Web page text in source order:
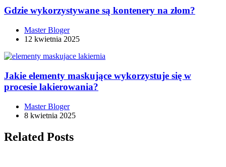
Gdzie wykorzystywane są kontenery na złom?
Master Bloger
12 kwietnia 2025
Jakie elementy maskujące wykorzystuje się w
procesie lakierowania?
Master Bloger
8 kwietnia 2025
Related Posts